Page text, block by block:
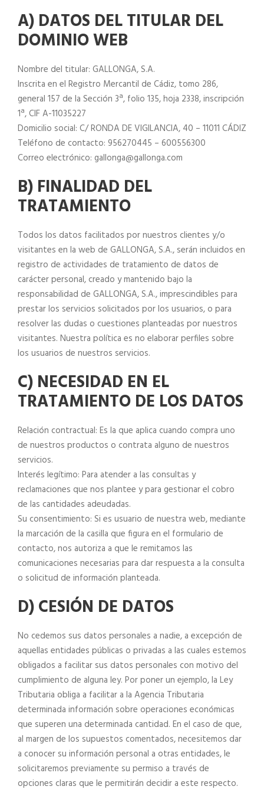
A) DATOS DEL TITULAR DEL
DOMINIO WEB
Nombre del titular: GALLONGA, S.A.
Inscrita en el Registro Mercantil de Cádiz, tomo 286,
general 157 de la Sección 3ª, folio 135, hoja 2338, inscripción
1ª, CIF A-11035227
Domicilio social: C/ RONDA DE VIGILANCIA, 40 – 11011 CÁDIZ
Teléfono de contacto: 956270445 – 600556300
Correo electrónico: gallonga@gallonga.com
B) FINALIDAD DEL
TRATAMIENTO
Todos los datos facilitados por nuestros clientes y/o
visitantes en la web de GALLONGA, S.A., serán incluidos en
registro de actividades de tratamiento de datos de
carácter personal, creado y mantenido bajo la
responsabilidad de GALLONGA, S.A., imprescindibles para
prestar los servicios solicitados por los usuarios, o para
resolver las dudas o cuestiones planteadas por nuestros
visitantes. Nuestra política es no elaborar perfiles sobre
los usuarios de nuestros servicios.
C) NECESIDAD EN EL
TRATAMIENTO DE LOS DATOS
Relación contractual: Es la que aplica cuando compra uno
de nuestros productos o contrata alguno de nuestros
servicios.
Interés legítimo: Para atender a las consultas y
reclamaciones que nos plantee y para gestionar el cobro
de las cantidades adeudadas.
Su consentimiento: Si es usuario de nuestra web, mediante
la marcación de la casilla que figura en el formulario de
contacto, nos autoriza a que le remitamos las
comunicaciones necesarias para dar respuesta a la consulta
o solicitud de información planteada.
D) CESIÓN DE DATOS
No cedemos sus datos personales a nadie, a excepción de
aquellas entidades públicas o privadas a las cuales estemos
obligados a facilitar sus datos personales con motivo del
cumplimiento de alguna ley. Por poner un ejemplo, la Ley
Tributaria obliga a facilitar a la Agencia Tributaria
determinada información sobre operaciones económicas
que superen una determinada cantidad. En el caso de que,
al margen de los supuestos comentados, necesitemos dar
a conocer su información personal a otras entidades, le
solicitaremos previamente su permiso a través de
opciones claras que le permitirán decidir a este respecto.